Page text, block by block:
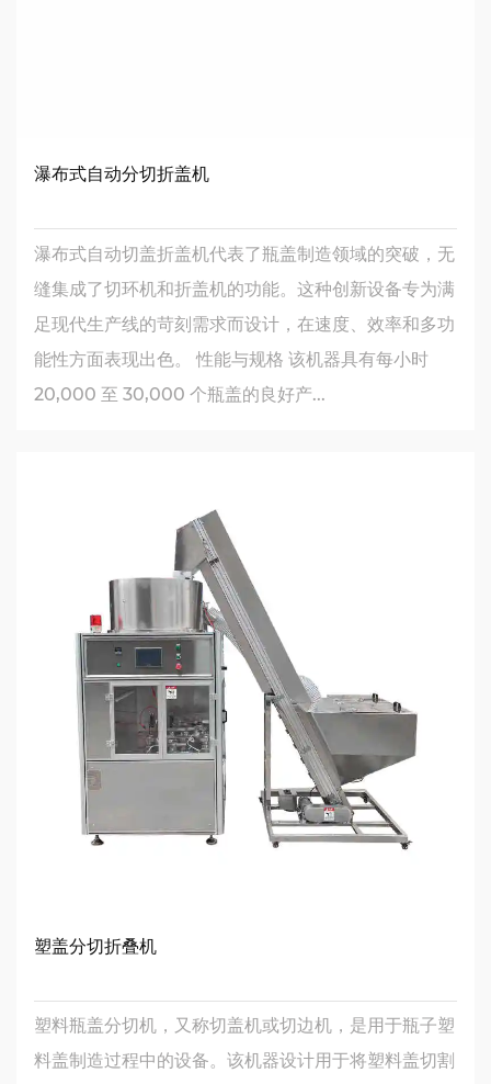
瀑布式自动分切折盖机
瀑布式自动切盖折盖机代表了瓶盖制造领域的突破，无
缝集成了切环机和折盖机的功能。这种创新设备专为满
足现代生产线的苛刻需求而设计，在速度、效率和多功
能性方面表现出色。 性能与规格 该机器具有每小时
20,000 至 30,000 个瓶盖的良好产...
塑盖分切折叠机
塑料瓶盖分切机，又称切盖机或切边机，是用于瓶子塑
料盖制造过程中的设备。该机器设计用于将塑料盖切割